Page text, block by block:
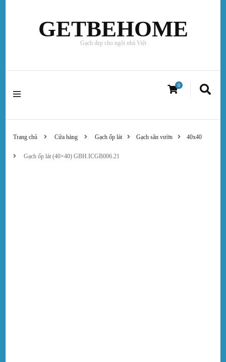
GETBEHOME
Gạch đẹp cho ngôi nhà Việt
0
Trang chủ Cửa hàng Gạch ốp lát Gạch sân vườn 40x40
Gạch ốp lát (40×40) GBH.ICGB006.21